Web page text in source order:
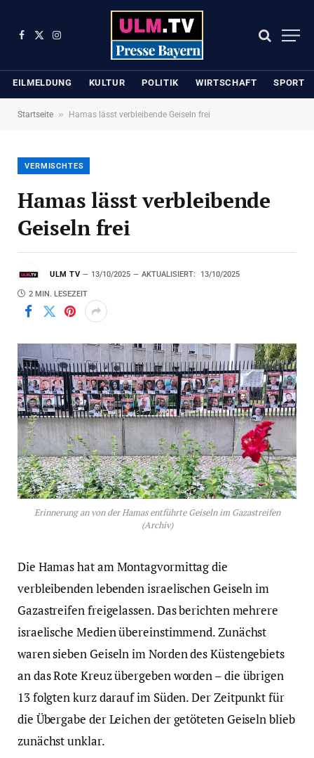
Facebook
X
Instagram
EILMELDUNG KULTUR POLITIK WIRTSCHAFT SPORT
Startseite » Hamas lässt verbleibende Geiseln frei
VERMISCHTES
Hamas lässt verbleibende
Geiseln frei
ULM TV 13/10/2025 AKTUALISIERT: 13/10/2025
2 MIN. LESEZEIT
Erinnerung an von der Hamas entführte Geiseln im Gazastreifen
(Archiv)
Die Hamas hat am Montagvormittag die
verbleibenden lebenden israelischen Geiseln im
Gazastreifen freigelassen. Das berichten mehrere
israelische Medien übereinstimmend. Zunächst
waren sieben Geiseln im Norden des Küstengebiets
an das Rote Kreuz übergeben worden – die übrigen
13 folgten kurz darauf im Süden. Der Zeitpunkt für
die Übergabe der Leichen der getöteten Geiseln blieb
zunächst unklar.